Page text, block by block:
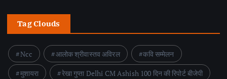
Tag Clouds
Ncc आलोक श्रीवास्तव अविरल
कवि सम्मेलन
मुशायरा
रेखा गुप्ता Delhi CM Ashish 100 दिन की रिपोर्ट बीजेपी